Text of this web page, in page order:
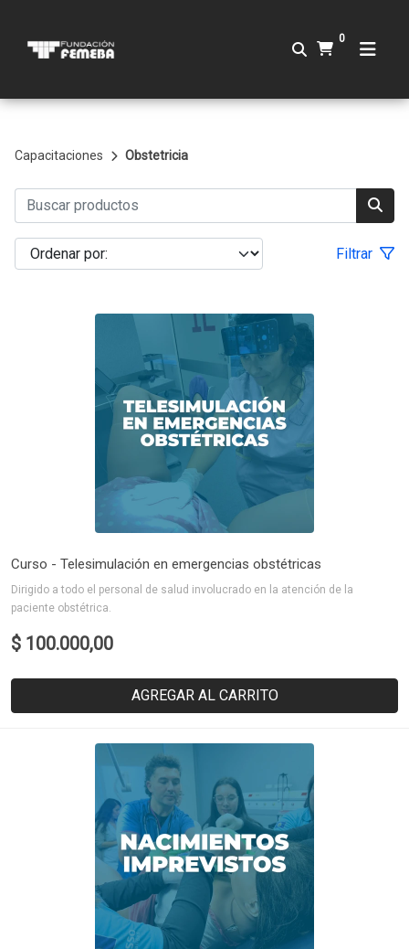
0
Capacitaciones Obstetricia
Filtrar
Curso - Telesimulación en emergencias obstétricas
Dirigido a todo el personal de salud involucrado en la atención de la
paciente obstétrica.
$ 100.000,00
AGREGAR AL CARRITO